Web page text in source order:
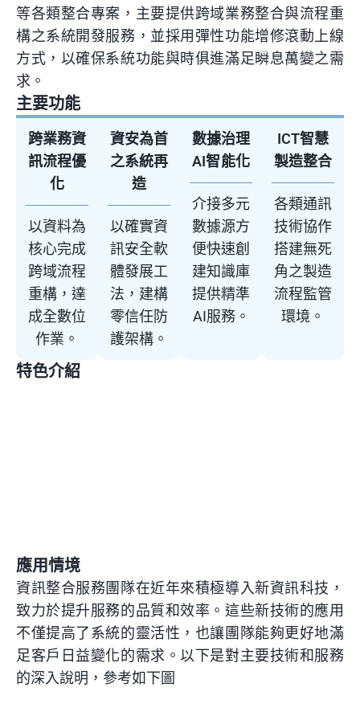
等各類整合專案， 主要提供跨域業務整合與流程重
構之系統開發服務 ， 並採用 彈性功能增修滾動上線
方式，以確保系統功能與時俱進滿足瞬息萬變之需
求。
主要功能
跨業務資
訊流程優
化
以資料為
核心完成
跨域流程
重構，達
成全數位
作業。
資安為首
之系統再
造
以確實資
訊安全軟
體發展工
法，建構
零信任防
護架構。
數據治理
AI智能化
介接多元
數據源方
便快速創
建知識庫
提供精準
AI服務。
ICT智慧
製造整合
各類通訊
技術協作
搭建無死
角之製造
流程監管
環境。
特色介紹
應用情境
資訊整合服務團隊在近年來積極導入新資訊科技，
致力於提升服務的品質和效率。這些新技術的應用
不僅提高了系統的靈活性，也讓團隊能夠更好地滿
足客戶日益變化的需求。以下是對主要技術和服務
的深入說明，參考如下圖